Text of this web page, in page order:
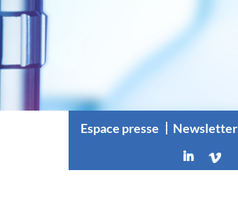
Espace presse Newsletter